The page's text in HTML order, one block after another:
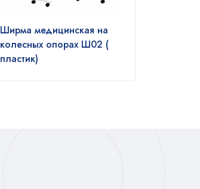
Ширма медицинская на
колесных опорах Ш02 (
пластик)